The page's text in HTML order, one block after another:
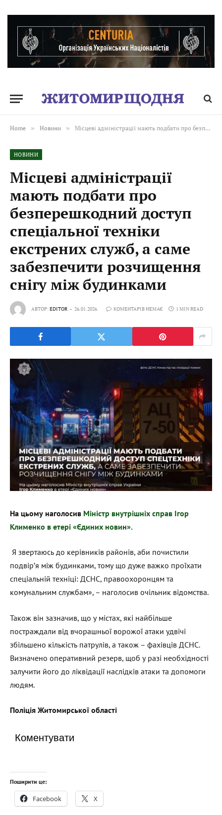
Home » Новини » Місцеві адміністрації мають подбати про безперешкодний доступ спеціальної техніки екстрених служб, а саме забезпечити розчищення снігу між будинками
НОВИНИ
Місцеві адміністрації
мають подбати про
безперешкодний доступ
спеціальної техніки
екстрених служб, а саме
забезпечити розчищення
снігу між будинками
АВТОР:EDITOR 26.01.2026 КОМЕНТАРІВ НЕМАЄ 1 MIN READ
На цьому наголосив Міністр внутрішніх справ Ігор
Клименко в етері «Єдиних новин».
Я звертаюсь до керівників районів, аби почистили
подвірʼя між будинками, тому що дуже важко проїхати
спеціальній техніці: ДСНС, правоохоронцям та
комунальним службам», – наголосив очільник відомства.
Також він зазначив, що у містах, які найбільше
постраждали від вчорашньої ворожої атаки удвічі
збільшено кількість патрулів, а також – фахівців ДСНС.
Визначено оперативний резерв, щоб у разі необхідності
залучити його до ліквідації наслідків атаки та допомоги
людям.
Поліція Житомирської області
Коментувати
Поширити це:
Facebook X